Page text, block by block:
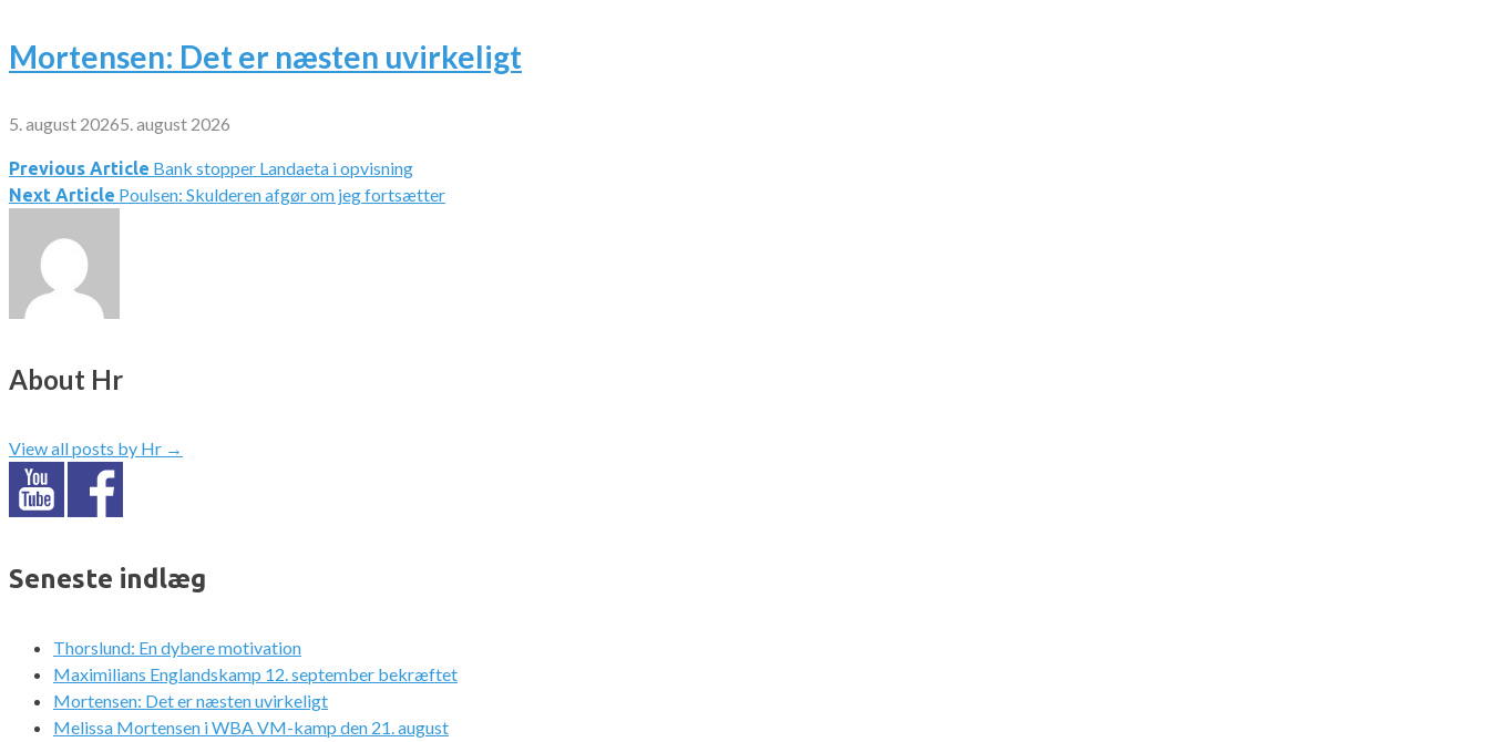
Mortensen: Det er næsten uvirkeligt
5. august 20265. august 2026
Indlægsnavigation
Previous Article Bank stopper Landaeta i opvisning
Next Article Poulsen: Skulderen afgør om jeg fortsætter
About Hr
View all posts by Hr →
Seneste indlæg
Thorslund: En dybere motivation
Maximilians Englandskamp 12. september bekræftet
Mortensen: Det er næsten uvirkeligt
Melissa Mortensen i WBA VM-kamp den 21. august